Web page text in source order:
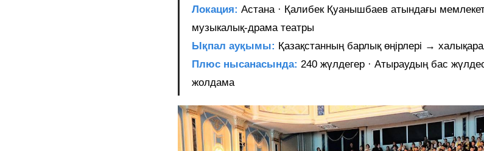
Локация: Астана · Қалибек Қуанышбаев атындағы
музыкалық-драма театры
Ықпал ауқымы: Қазақстанның барлық өңірлері →
Плюс нысанасында: 240 жүлдегер · Атыраудың бас
жолдама